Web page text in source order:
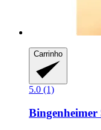
Carrinho
5.0 (1)
Bingenheimer